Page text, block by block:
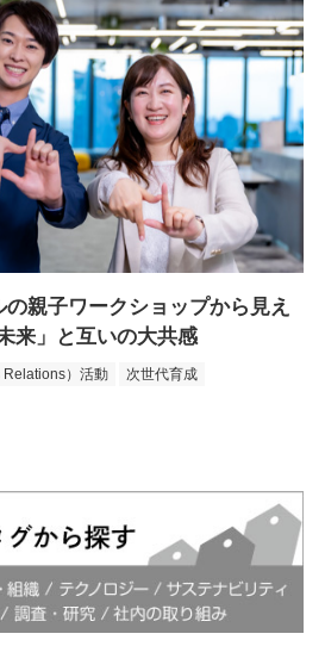
親子ワークショップから見え
来」と互いの大共感
Relations）活動 次世代育成